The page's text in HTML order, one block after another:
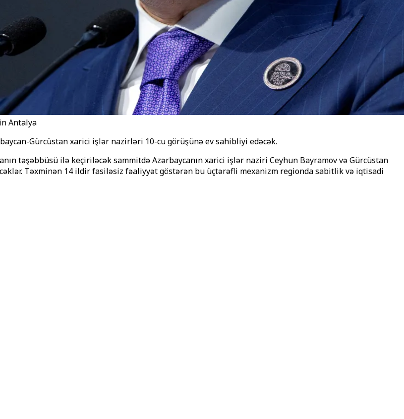
Antalya
Gürcüstan xarici işlər nazirləri 10-cu görüşünə ev sahibliyi edəcək.
təşəbbüsü ilə keçiriləcək sammitdə Azərbaycanın xarici işlər naziri Ceyhun Bayramov və Gürcüstan
Təxminən 14 ildir fasiləsiz fəaliyyət göstərən bu üçtərəfli mexanizm regionda sabitlik və iqtisadi